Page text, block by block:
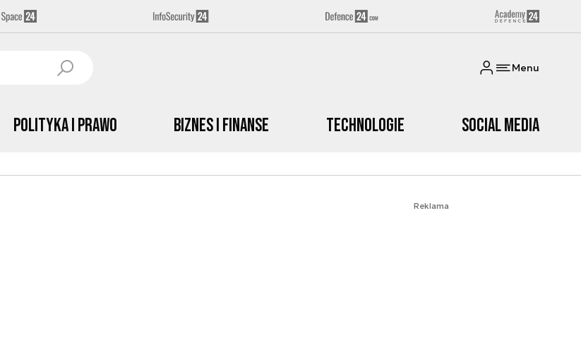
Menu
Polityka i prawo Biznes i Finanse Technologie Social media
Reklama